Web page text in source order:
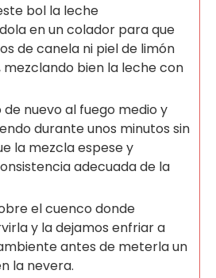
bol la leche
en un colador para que
de canela ni piel de limón
mezclando bien la leche con
nuevo al fuego medio y
durante unos minutos sin
la mezcla espese y
adecuada de la
el cuenco donde
y la dejamos enfriar a
antes de meterla un
la nevera.